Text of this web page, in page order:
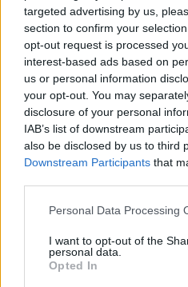
targeted advertising by us,
section to confirm your
opt-out request is processed
interest-based ads based on
us or personal information
your opt-out. You may
disclosure of your personal
IAB’s list of downstream
also be disclosed by us to third
Downstream Participants that
Please note that this website/
not limited to your visit or
grant or deny consent to
use your data for below
Personal Data Processing
I want to opt-out of the
personal data.
Opted In
Οι άνεμοι στα δυτικά θα
3 με 4, στο Ιόνιο τοπικά 5